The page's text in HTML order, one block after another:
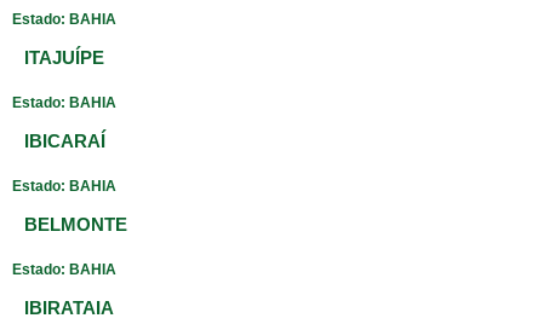
Estado: BAHIA
ITAJUÍPE
Estado: BAHIA
IBICARAÍ
Estado: BAHIA
BELMONTE
Estado: BAHIA
IBIRATAIA